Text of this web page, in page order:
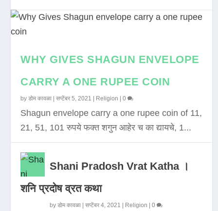
WHY GIVES SHAGUN ENVELOPE
CARRY A ONE RUPEE COIN
byडोम कावळा |सप्टेंबर 5, 2021 Religion |0
Shagun envelope carry a one rupee coin of 11,
21, 51, 101 रुपये फक्त शगुन आहेर च का द्यायचे, 1...
Shani Pradosh Vrat Katha ।
शनि प्रदोष व्रत कथा
byडोम कावळा |सप्टेंबर 4, 2021 Religion |0